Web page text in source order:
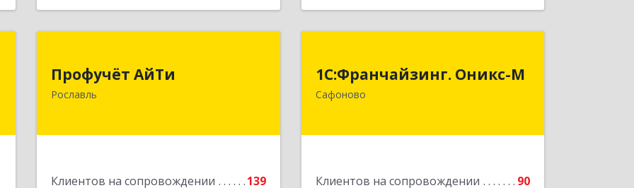
Профучёт АйТи
Рославль
Клиентов на сопровождении
139
1С:Франчайзинг. Оникс-М
Сафоново
Клиентов на сопровождении 90
215500, Смоленская обл, Сафоновский
р-н, Сафоново г, Революционная ул,